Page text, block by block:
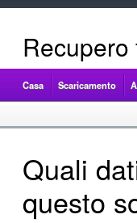
Casa Scaricamento
Quali
questo